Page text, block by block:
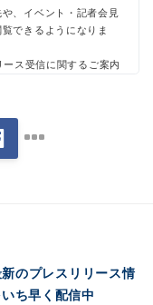
、イベント・記者会見
できるようになりま
ース受信に関するご案内
のプレスリリース情
ち早く配信中